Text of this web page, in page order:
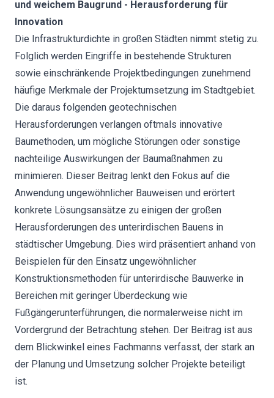
und weichem Baugrund - Herausforderung für
Innovation
Die Infrastrukturdichte in großen Städten nimmt stetig zu.
Folglich werden Eingriffe in bestehende Strukturen
sowie einschränkende Projektbedingungen zunehmend
häufige Merkmale der Projektumsetzung im Stadtgebiet.
Die daraus folgenden geotechnischen
Herausforderungen verlangen oftmals innovative
Baumethoden, um mögliche Störungen oder sonstige
nachteilige Auswirkungen der Baumaßnahmen zu
minimieren. Dieser Beitrag lenkt den Fokus auf die
Anwendung ungewöhnlicher Bauweisen und erörtert
konkrete Lösungsansätze zu einigen der großen
Herausforderungen des unterirdischen Bauens in
städtischer Umgebung. Dies wird präsentiert anhand von
Beispielen für den Einsatz ungewöhnlicher
Konstruktionsmethoden für unterirdische Bauwerke in
Bereichen mit geringer Überdeckung wie
Fußgängerunterführungen, die normalerweise nicht im
Vordergrund der Betrachtung stehen. Der Beitrag ist aus
dem Blickwinkel eines Fachmanns verfasst, der stark an
der Planung und Umsetzung solcher Projekte beteiligt
ist.